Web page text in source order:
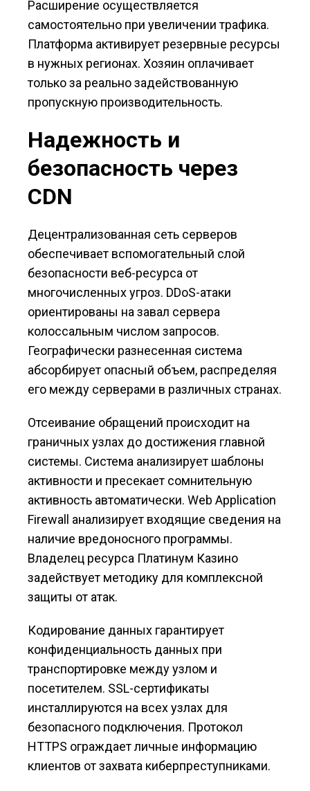
Расширение осуществляется
самостоятельно при увеличении трафика.
Платформа активирует резервные ресурсы
в нужных регионах. Хозяин оплачивает
только за реально задействованную
пропускную производительность.
Надежность и
безопасность через
CDN
Децентрализованная сеть серверов
обеспечивает вспомогательный слой
безопасности веб-ресурса от
многочисленных угроз. DDoS-атаки
ориентированы на завал сервера
колоссальным числом запросов.
Географически разнесенная система
абсорбирует опасный объем, распределяя
его между серверами в различных странах.
Отсеивание обращений происходит на
граничных узлах до достижения главной
системы. Система анализирует шаблоны
активности и пресекает сомнительную
активность автоматически. Web Application
Firewall анализирует входящие сведения на
наличие вредоносного программы.
Владелец ресурса Платинум Казино
задействует методику для комплексной
защиты от атак.
Кодирование данных гарантирует
конфиденциальность данных при
транспортировке между узлом и
посетителем. SSL-сертификаты
инсталлируются на всех узлах для
безопасного подключения. Протокол
HTTPS ограждает личные информацию
клиентов от захвата киберпреступниками.